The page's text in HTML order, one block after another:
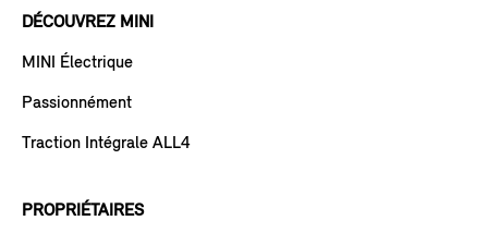
DÉCOUVREZ MINI
MINI Électrique
Passionnément
Traction Intégrale ALL4
PROPRIÉTAIRES